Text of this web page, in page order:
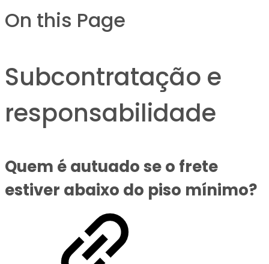
On this Page
Subcontratação e
responsabilidade
Quem é autuado se o frete
estiver abaixo do piso mínimo?